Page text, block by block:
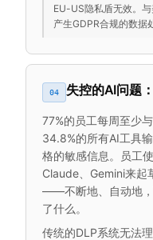
EU-US隐私盾无效。
产生GDPR合规的数据
04 失控的AI问题
77%的员工每周至少
34.8%的所有AI工具
格的敏感信息。员工
Claude、Gemini来起
——不断地、自动地，
了什么。
传统的DLP系统无法